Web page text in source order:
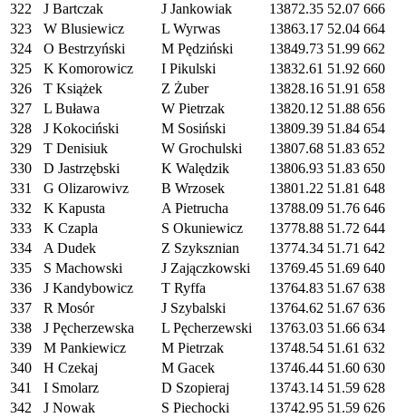
322 J Bartczak J Jankowiak 13872.35 52.07 666
323
W Blusiewicz L Wyrwas 13863.17 52.04 664
324
O Bestrzyński M Pędziński 13849.73 51.99 662
325
K Komorowicz I Pikulski 13832.61 51.92 660
326
T Książek Z Żuber 13828.16 51.91 658
327
L Buława W Pietrzak 13820.12 51.88 656
328
J Kokociński M Sosiński 13809.39 51.84 654
329
T Denisiuk W Grochulski 13807.68 51.83 652
330
D Jastrzębski K Walędzik 13806.93 51.83 650
331
G Olizarowivz B Wrzosek 13801.22 51.81 648
332
K Kapusta A Pietrucha 13788.09 51.76 646
333
K Czapla S Okuniewicz 13778.88 51.72 644
334
A Dudek Z Szyksznian 13774.34 51.71 642
335
S Machowski J Zajączkowski 13769.45 51.69 640
336
J Kandybowicz T Ryffa 13764.83 51.67 638
337
R Mosór J Szybalski 13764.62 51.67 636
338
J Pęcherzewska L Pęcherzewski 13763.03 51.66 634
339
M Pankiewicz M Pietrzak 13748.54 51.61 632
340
H Czekaj M Gacek 13746.44 51.60 630
341
I Smolarz D Szopieraj 13743.14 51.59 628
342
J Nowak S Piechocki 13742.95 51.59 626